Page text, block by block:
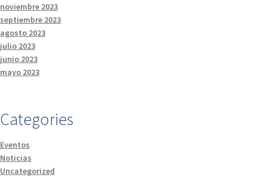
noviembre 2023
septiembre 2023
agosto 2023
julio 2023
junio 2023
mayo 2023
Categories
Eventos
Noticias
Uncategorized